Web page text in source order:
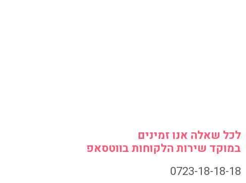
לכל שאלה אנו זמינים
במוקד שירות הלקוחות בווטסאפ
0723-18-18-18